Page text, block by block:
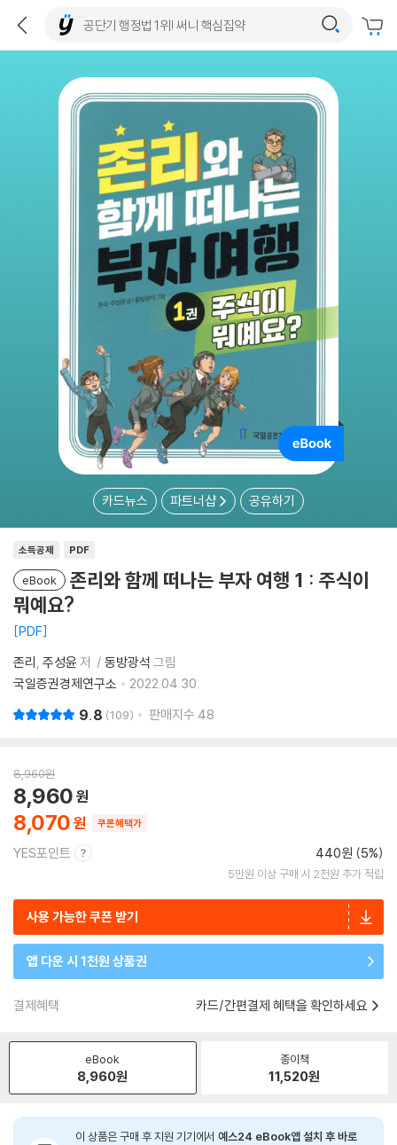
카드뉴스 파트너샵 공유하기
소득공제 PDF
eBook
존리와 함께 떠나는 부자 여행 1 : 주식이
뭐예요?
PDF
존리 주성윤 저 동방광석 그림
국일증권경제연구소
2022.04.30.
9.8 109 판매지수 48
8,960원
8,070
8,960
쿠폰혜택가
YES포인트 440원 (5%)
5만원 이상 구매 시 2천원 추가 적립
사용 가능한 쿠폰 받기
앱 다운 시 1천원 상품권
결제혜택 카드/간편결제 혜택을 확인하세요
eBook
8,960원
종이책
11,520원
이 상품은 구매 후 지원 기기에서 예스24 eBook앱 설치 후 바로